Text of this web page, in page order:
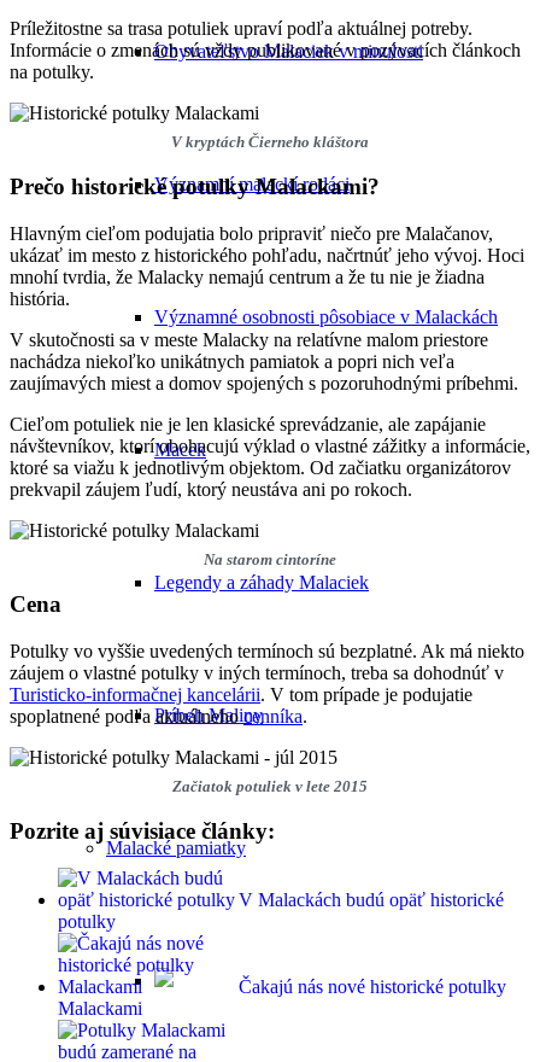
Obyvateľstvo Malaciek v minulosti
Významní malackí rodáci
Významné osobnosti pôsobiace v Malackách
Macek
Legendy a záhady Malaciek
Príbeh Maliny
Malacké pamiatky
Príležitostne sa trasa potuliek upraví podľa aktuálnej potreby.
Informácie o zmenách sú vždy publikované v pozývacích článkoch
na potulky.
V kryptách Čierneho kláštora
Prečo historické potulky Malackami?
Hlavným cieľom podujatia bolo pripraviť niečo pre Malačanov,
ukázať im mesto z historického pohľadu, načrtnúť jeho vývoj. Hoci
mnohí tvrdia, že Malacky nemajú centrum a že tu nie je žiadna
história.
V skutočnosti sa v meste Malacky na relatívne malom priestore
nachádza niekoľko unikátnych pamiatok a popri nich veľa
zaujímavých miest a domov spojených s pozoruhodnými príbehmi.
Cieľom potuliek nie je len klasické sprevádzanie, ale zapájanie
návštevníkov, ktorí obohacujú výklad o vlastné zážitky a informácie,
ktoré sa viažu k jednotlivým objektom. Od začiatku organizátorov
prekvapil záujem ľudí, ktorý neustáva ani po rokoch.
Na starom cintoríne
Cena
Potulky vo vyššie uvedených termínoch sú bezplatné. Ak má niekto
záujem o vlastné potulky v iných termínoch, treba sa dohodnúť v
Turisticko-informačnej kancelárii. V tom prípade je podujatie
spoplatnené podľa aktuálnehocenníka.
Začiatok potuliek v lete 2015
Pozrite aj súvisiace články:
V Malackách budú opäť historické
potulky
Čakajú nás nové historické potulky
Malackami